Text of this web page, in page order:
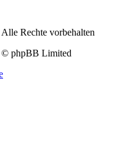
Rechte vorbehalten
phpBB Limited